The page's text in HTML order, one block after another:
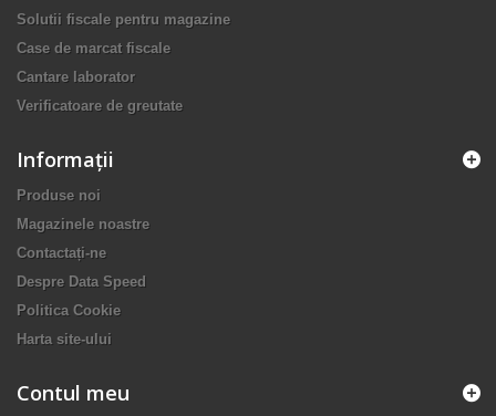
Solutii fiscale pentru magazine
Case de marcat fiscale
Cantare laborator
Verificatoare de greutate
Informaţii
Produse noi
Magazinele noastre
Contactați-ne
Despre Data Speed
Politica Cookie
Harta site-ului
Contul meu